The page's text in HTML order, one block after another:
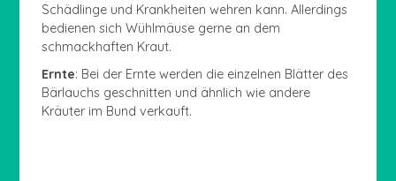
Schädlinge und Krankheiten wehren kann. Allerdings
bedienen sich Wühlmäuse gerne an dem
schmackhaften Kraut.
Ernte: Bei der Ernte werden die einzelnen Blätter des
Bärlauchs geschnitten und ähnlich wie andere
Kräuter im Bund verkauft.